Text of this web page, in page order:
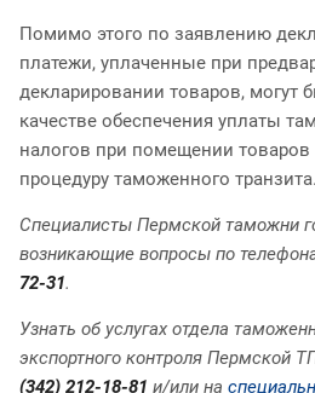
Помимо этого по заявлению
платежи, уплаченные при
декларировании товаров, могут
качестве обеспечения уплаты
налогов при помещении
процедуру таможенного транзита.
Специалисты Пермской таможни
возникающие вопросы по
72-31.
Узнать об услугах отдела
экспортного контроля Пермской
(342) 212-18-81 и/или на